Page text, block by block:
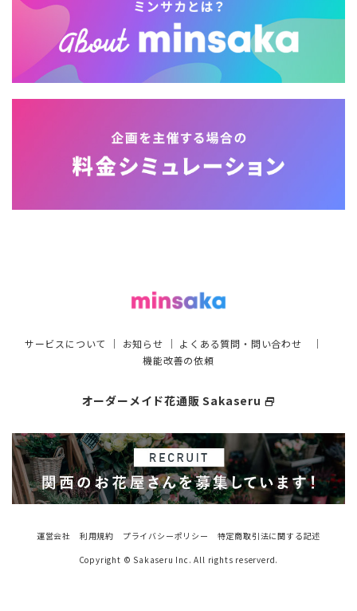
サービスについて ｜ お知らせ ｜ よくある質問・問い合わせ ｜
機能改善の依頼
オーダーメイド花通販 Sakaseru select_window
運営会社 利用規約 プライバシーポリシー
特定商取引法に関する記述
Copyright © Sakaseru Inc. All rights reserverd.